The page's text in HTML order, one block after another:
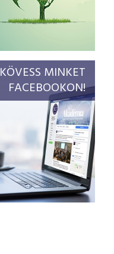
KÖVESS MINKET
FACEBOOKON!